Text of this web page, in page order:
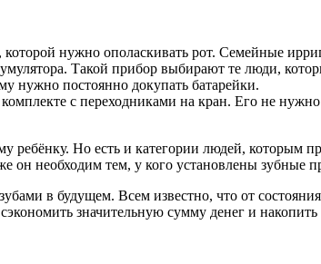
нужно ополаскивать рот. Семейные
Такой прибор выбирают те люди,
нужно постоянно докупать батарейки.
с переходниками на кран. Его не
Но есть и категории людей, которым
необходим тем, у кого установлены зубные
в будущем. Всем известно, что от
значительную сумму денег и накопить